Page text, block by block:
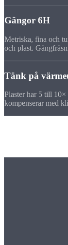
Gängor 6H
Metriska, fina och
och plast.
Tänk på
Plaster har 5 till
kompenserar med